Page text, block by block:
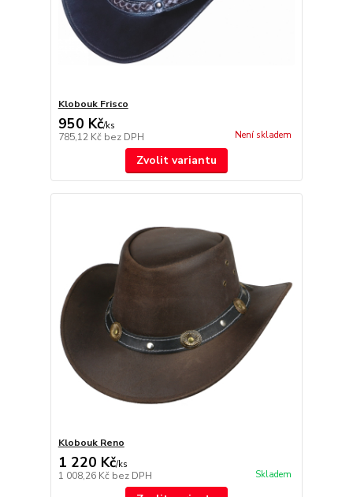
Klobouk Frisco
950 Kč/ks
785,12 Kč bez DPH Není skladem
Zvolit variantu
Klobouk Reno
1 220 Kč/ks
1 008,26 Kč bez DPH Skladem